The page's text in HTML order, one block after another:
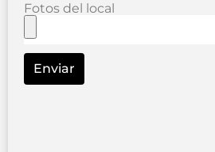
Fotos del local
Enviar